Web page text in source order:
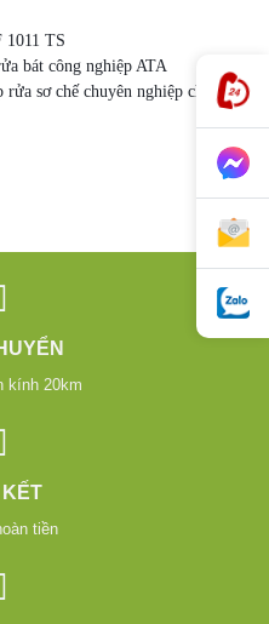
1011 TS
bát công nghiệp ATA
sơ chế chuyên nghiệp cho bếp
kính 20km
tiền